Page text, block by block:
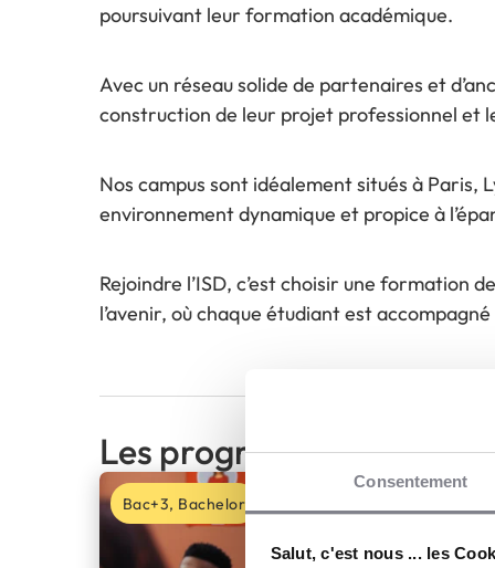
Consentement
Salut, c'est nous ... les
poursuivant leur formation académique.
Avec un réseau solide de partenaires et
construction de leur projet professionnel et
Nos campus sont idéalement situés à Paris,
environnement dynamique et propice à
Rejoindre l’ISD, c’est choisir une
l’avenir, où chaque étudiant est
Les programmes
Bac+3, Bachelor